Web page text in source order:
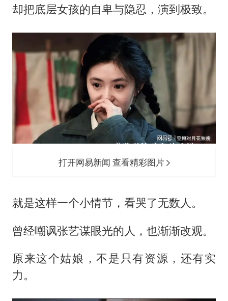
却把底层女孩的自卑与隐忍，演到极致。
打开网易新闻 查看精彩图片
就是这样一个小情节，看哭了无数人。
曾经嘲讽张艺谋眼光的人，也渐渐改观。
原来这个姑娘，不是只有资源，还有实
力。